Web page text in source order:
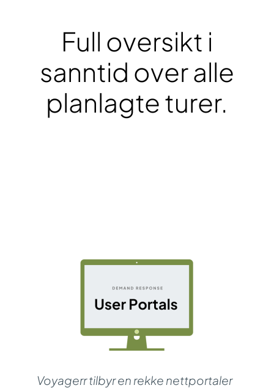
Full oversikt i
sanntid over alle
planlagte turer.
Voyagerr tilbyr en rekke nettportaler